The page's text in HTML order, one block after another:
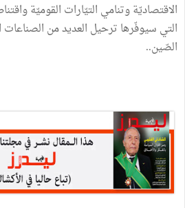
الاقتصاديّة وتنامي التيّارات القوميّة
التي سيوفّرها ترحيل العديد من الصناعات
الصّين..